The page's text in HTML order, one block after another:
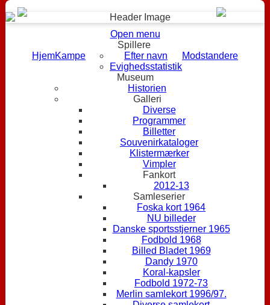
Open menu
HjemKampe
Spillere
Efter navn
Evighedsstatistik
Modstandere
Museum
Historien
Galleri
Diverse
Programmer
Billetter
Souvenirkataloger
Klistermærker
Vimpler
Fankort
2012-13
Samleserier
Foska kort 1964
NU billeder
Danske sportsstjerner 1965
Fodbold 1968
Billed Bladet 1969
Dandy 1970
Koral-kapsler
Fodbold 1972-73
Merlin samlekort 1996/97.